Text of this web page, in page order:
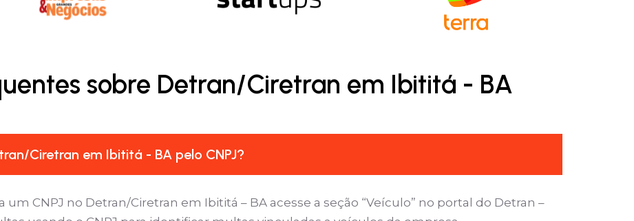
sobre Detran/Ciretran em Ibititá - BA
Ciretran em Ibititá - BA pelo CNPJ?
um CNPJ no Detran/Ciretran em Ibititá – BA acesse a seção “Veículo” no portal do Detran –